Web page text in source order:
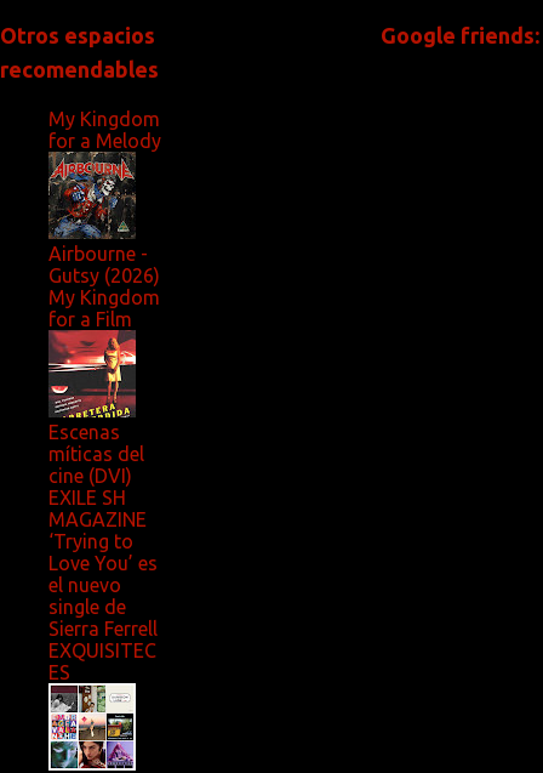
Otros espacios
recomendables
My Kingdom
for a Melody
Airbourne -
Gutsy (2026)
My Kingdom
for a Film
Escenas
míticas del
cine (DVI)
EXILE SH
MAGAZINE
‘Trying to
Love You’ es
el nuevo
single de
Sierra Ferrell
EXQUISITEC
ES
Google friends: